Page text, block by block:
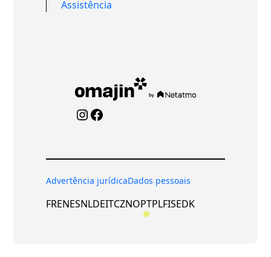
Assistência
Instagram
Facebook
Advertência jurídicaDados pessoais
FRENESNLDEITCZNOPTPLFISEDK